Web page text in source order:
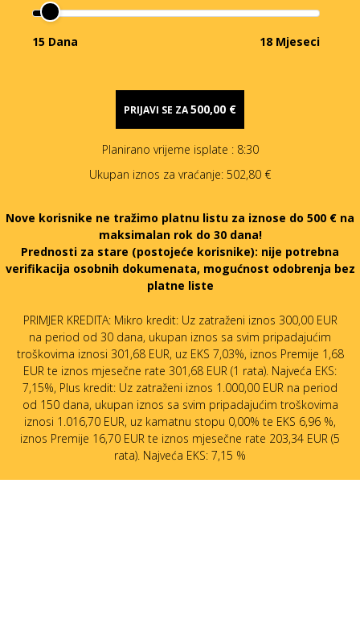
15 Dana 18 Mjeseci
PRIJAVI SE ZA500,00 €
Planirano vrijeme isplate : 8:30
Ukupan iznos za vraćanje: 502,80 €
Nove korisnike ne tražimo platnu listu za iznose do 500 € na
maksimalan rok do 30 dana!
Prednosti za stare (postojeće korisnike): nije potrebna
verifikacija osobnih dokumenata, mogućnost odobrenja bez
platne liste
PRIMJER KREDITA: Mikro kredit: Uz zatraženi iznos 300,00 EUR
na period od 30 dana, ukupan iznos sa svim pripadajućim
troškovima iznosi 301,68 EUR, uz EKS 7,03%, iznos Premije 1,68
EUR te iznos mjesečne rate 301,68 EUR (1 rata). Najveća EKS:
7,15%, Plus kredit: Uz zatraženi iznos 1.000,00 EUR na period
od 150 dana, ukupan iznos sa svim pripadajućim troškovima
iznosi 1.016,70 EUR, uz kamatnu stopu 0,00% te EKS 6,96 %,
iznos Premije 16,70 EUR te iznos mjesečne rate 203,34 EUR (5
rata). Najveća EKS: 7,15 %